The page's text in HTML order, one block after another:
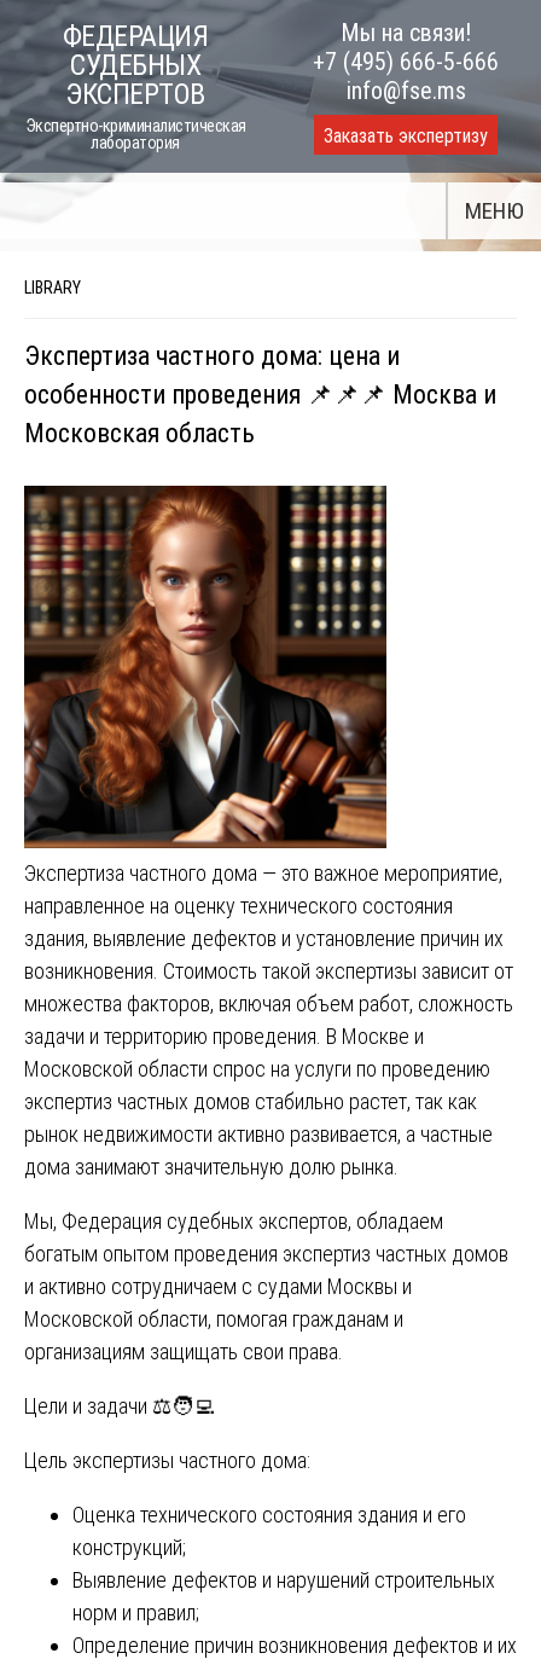
to
content
ФЕДЕРАЦИЯ
СУДЕБНЫХ
ЭКСПЕРТОВ
Экспертно-криминалистическая
лаборатория
Мы на связи!
+7 (495) 666-5-666
info@fse.ms
Заказать экспертизу
МЕНЮ
LIBRARY
Экспертиза частного дома: цена и
особенности проведения 📌📌📌 Москва и
Московская область
Экспертиза частного дома — это важное мероприятие,
направленное на оценку технического состояния
здания, выявление дефектов и установление причин их
возникновения. Стоимость такой экспертизы зависит от
множества факторов, включая объем работ, сложность
задачи и территорию проведения. В Москве и
Московской области спрос на услуги по проведению
экспертиз частных домов стабильно растет, так как
рынок недвижимости активно развивается, а частные
дома занимают значительную долю рынка.
Мы, Федерация судебных экспертов, обладаем
богатым опытом проведения экспертиз частных домов
и активно сотрудничаем с судами Москвы и
Московской области, помогая гражданам и
организациям защищать свои права.
Цели и задачи ⚖️🧑‍💻
Цель экспертизы частного дома:
Оценка технического состояния здания и его
конструкций;
Выявление дефектов и нарушений строительных
норм и правил;
Определение причин возникновения дефектов и их